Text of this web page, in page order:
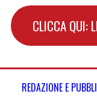
CLICCA QUI:
REDAZIONE E